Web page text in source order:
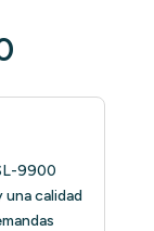
9900
calidad